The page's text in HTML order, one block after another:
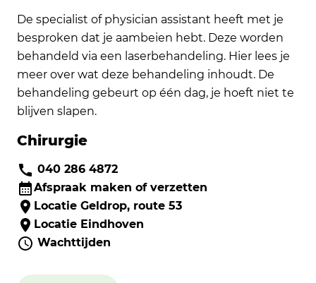
De specialist of physician assistant heeft met je
besproken dat je aambeien hebt. Deze worden
behandeld via een laserbehandeling. Hier lees je
meer over wat deze behandeling inhoudt. De
behandeling gebeurt op één dag, je hoeft niet te
blijven slapen.
Chirurgie
040 286 4872
Afspraak maken of verzetten
Locatie Geldrop, route 53
Locatie Eindhoven
Wachttijden